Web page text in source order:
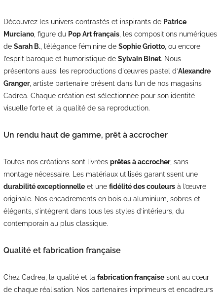
Découvrez les univers contrastés et inspirants de Patrice
Murciano, figure du Pop Art français, les compositions numériques
de Sarah B., l’élégance féminine de Sophie Griotto, ou encore
l’esprit baroque et humoristique de Sylvain Binet. Nous
présentons aussi les reproductions d'œuvres pastel d’Alexandre
Granger, artiste partenaire présent dans l’un de nos magasins
Cadrea. Chaque création est sélectionnée pour son identité
visuelle forte et la qualité de sa reproduction.
Un rendu haut de gamme, prêt à accrocher
Toutes nos créations sont livrées prêtes à accrocher, sans
montage nécessaire. Les matériaux utilisés garantissent une
durabilité exceptionnelleet une fidélité des couleursà l’œuvre
originale. Nos encadrements en bois ou aluminium, sobres et
élégants, s’intègrent dans tous les styles d’intérieurs, du
contemporain au plus classique.
Qualité et fabrication française
Chez Cadrea, la qualité et la fabrication françaisesont au cœur
de chaque réalisation. Nos partenaires imprimeurs et encadreurs